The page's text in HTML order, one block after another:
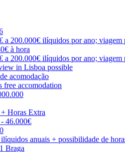
a 200.000€ ilíquidos por ano; viagem
à hora
a 200.000€ ilíquidos por ano; viagem
in Lisboa possible
acomodação
free accomodation
Horas Extra
46.000€
anuais + possibilidade de
Braga